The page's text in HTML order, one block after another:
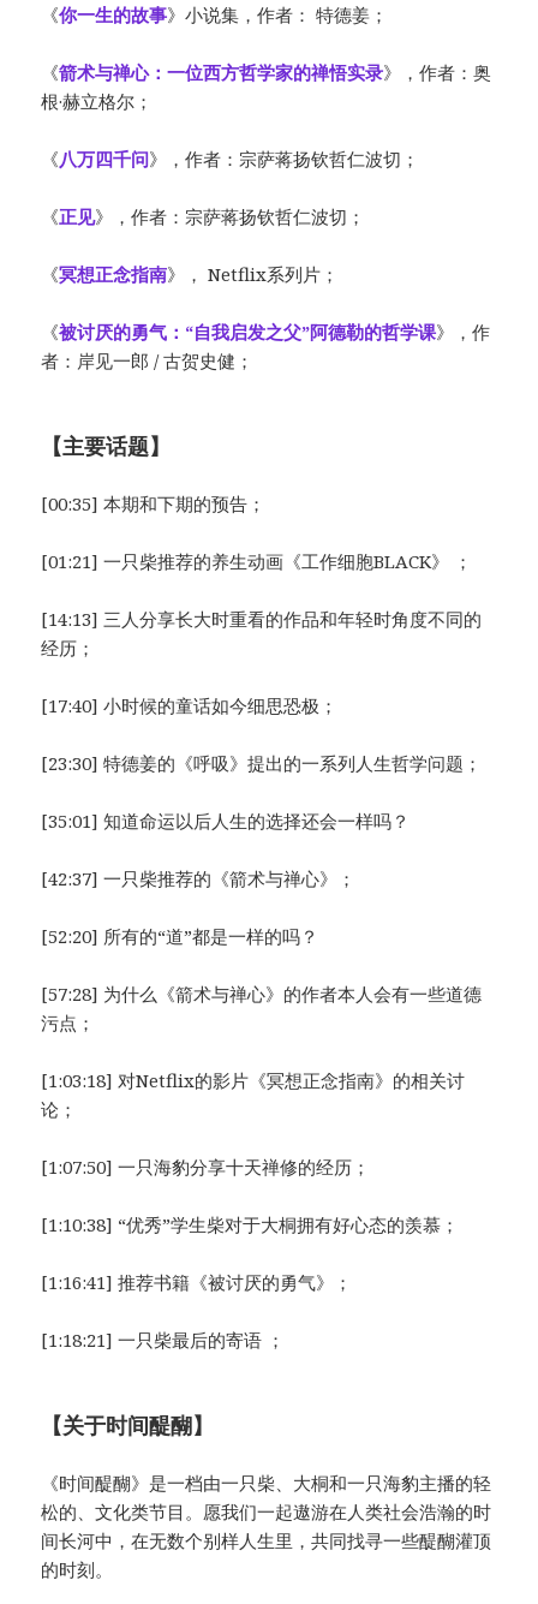
《你一生的故事》小说集，作者： 特德姜；
《箭术与禅心：一位西方哲学家的禅悟实录》，作者：奥
根·赫立格尔；
《八万四千问》，作者：宗萨蒋扬钦哲仁波切；
《正见》，作者：宗萨蒋扬钦哲仁波切；
《冥想正念指南》， Netflix系列片；
《被讨厌的勇气：“自我启发之父”阿德勒的哲学课》，作
者：岸见一郎 / 古贺史健；
【主要话题】
[00:35] 本期和下期的预告；
[01:21] 一只柴推荐的养生动画《工作细胞BLACK》 ；
[14:13] 三人分享长大时重看的作品和年轻时角度不同的
经历；
[17:40] 小时候的童话如今细思恐极；
[23:30] 特德姜的《呼吸》提出的一系列人生哲学问题；
[35:01] 知道命运以后人生的选择还会一样吗？
[42:37] 一只柴推荐的《箭术与禅心》；
[52:20] 所有的“道”都是一样的吗？
[57:28] 为什么《箭术与禅心》的作者本人会有一些道德
污点；
[1:03:18] 对Netflix的影片《冥想正念指南》的相关讨
论；
[1:07:50] 一只海豹分享十天禅修的经历；
[1:10:38] “优秀”学生柴对于大桐拥有好心态的羡慕；
[1:16:41] 推荐书籍《被讨厌的勇气》；
[1:18:21] 一只柴最后的寄语 ；
【关于时间醍醐】
《时间醍醐》是一档由一只柴、大桐和一只海豹主播的轻
松的、文化类节目。愿我们一起遨游在人类社会浩瀚的时
间长河中，在无数个别样人生里，共同找寻一些醍醐灌顶
的时刻。